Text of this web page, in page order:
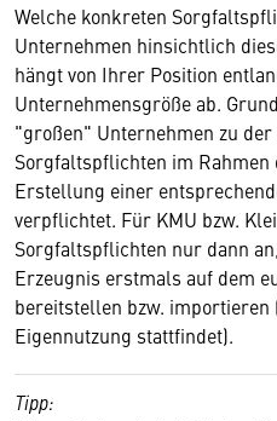
Welche konkreten
Unternehmen hinsichtlich
hängt von Ihrer Position
Unternehmensgröße ab.
"großen" Unternehmen zu
Sorgfaltspflichten im Rahmen
Erstellung einer
verpflichtet. Für KMU bzw.
Sorgfaltspflichten nur dann
Erzeugnis erstmals auf dem
bereitstellen bzw. importieren
Eigennutzung stattfindet).
Tipp: